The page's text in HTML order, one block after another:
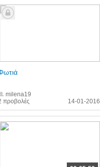
προβολές
milena19
14-01-2016